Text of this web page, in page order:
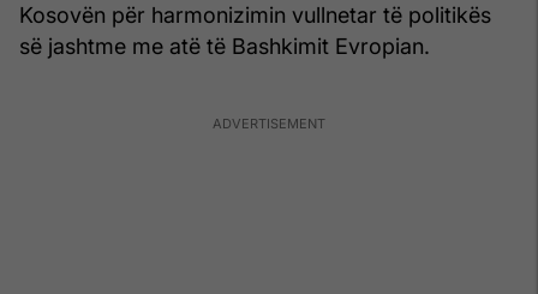
Kosovën për harmonizimin vullnetar të politikës
së jashtme me atë të Bashkimit Evropian.